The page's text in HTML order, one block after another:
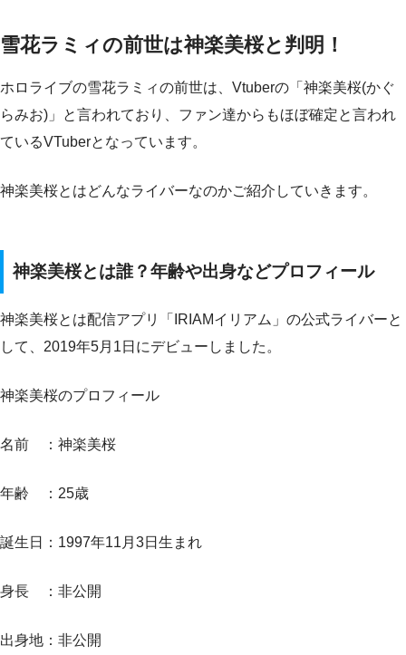
雪花ラミィの前世は神楽美桜と判明！
ホロライブの雪花ラミィの前世は、Vtuberの「神楽美桜(かぐ
らみお)」と言われており、ファン達からもほぼ確定と言われ
ているVTuberとなっています。
神楽美桜とはどんなライバーなのかご紹介していきます。
神楽美桜とは誰？年齢や出身などプロフィール
神楽美桜とは配信アプリ「IRIAMイリアム」の公式ライバーと
して、2019年5月1日にデビューしました。
神楽美桜のプロフィール
名前 ：神楽美桜
年齢 ：25歳
誕生日：1997年11月3日生まれ
身長 ：非公開
出身地：非公開